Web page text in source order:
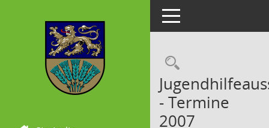
Toggle navigation
- Termine
2007